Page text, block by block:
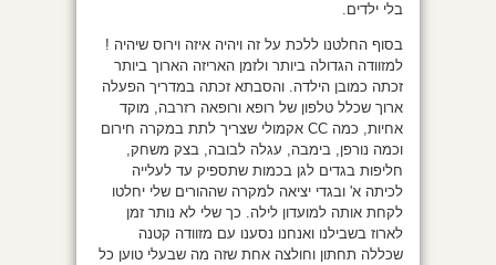
בלי ילדים.
בסוף החלטנו ללכת על זה ויהיה איזה וירוס שיהיה !
למזוודה הגדולה ביותר ולזמן האריזה הארוך ביותר
זכתה כמובן הילדה. והסבתא זכתה במדריך הפעלה
ארוך שכלל טלפון של רופא ורופאה רזרבה, מוקד
אחיות, כמה CC אקמולי שצריך לתת במקרה חירום
וכמה נורפן, בימבה, עגלה לבובה, בצק משחק,
חליפות בגדים לגן בכמות שתספיק עד לעלייה
לכיתה א' ובגדי יציאה למקרה שההורים שלי יחלטו
לקחת אותה למועדון לילה. כך שלי לא נותר זמן
לארוז בשבילנו ואנחנו נסענו עם מזוודה קטנה
שכללה תחתון וחולצה אחת שזה מה שבעלי טוען כל